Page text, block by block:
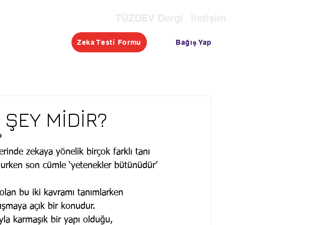
Zeka Testi Formu Bağış Yap
MİDİR?
zekaya yönelik birçok farklı tanı
son cümle ‘yetenekler bütünüdür’
bu iki kavramı tanımlarken
açık bir konudur.
karmaşık bir yapı olduğu,